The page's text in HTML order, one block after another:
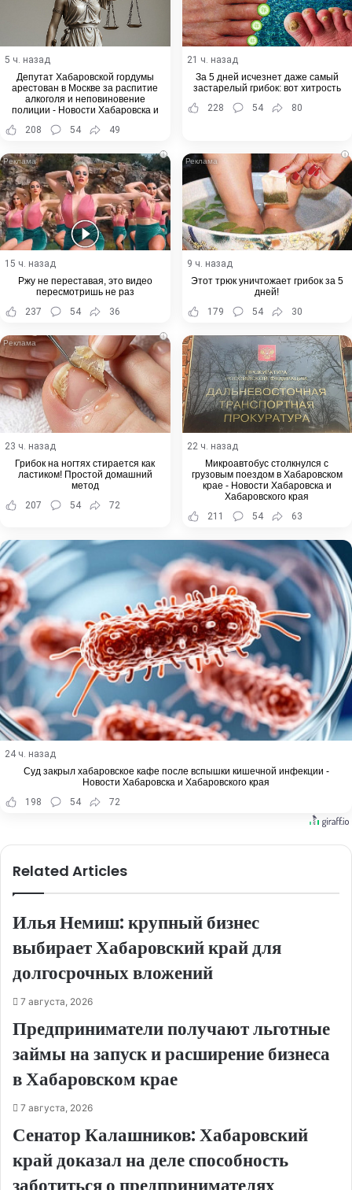
5 ч. назад
Депутат Хабаровской гордумы
арестован в Москве за распитие
алкоголя и неповиновение
полиции - Новости Хабаровска и
208 54 49
21 ч. назад
За 5 дней исчезнет даже самый
застарелый грибок: вот хитрость
228
54 80
i
15 ч. назад
Ржу не переставая, это видео
пересмотришь не раз
237
54 36
i
9 ч. назад
Этот трюк уничтожает грибок за 5
дней!
179
54 30
i
23 ч. назад
Грибок на ногтях стирается как
ластиком! Простой домашний
метод
207
54 72
22 ч. назад
Микроавтобус столкнулся с
грузовым поездом в Хабаровском
крае - Новости Хабаровска и
Хабаровского края
211
54 63
24 ч. назад
Суд закрыл хабаровское кафе после вспышки кишечной инфекции -
Новости Хабаровска и Хабаровского края
198
54 72
Related Articles
Илья Немиш: крупный бизнес
выбирает Хабаровский край для
долгосрочных вложений
7 августа, 2026
Предприниматели получают льготные
займы на запуск и расширение бизнеса
в Хабаровском крае
7 августа, 2026
Сенатор Калашников: Хабаровский
край доказал на деле способность